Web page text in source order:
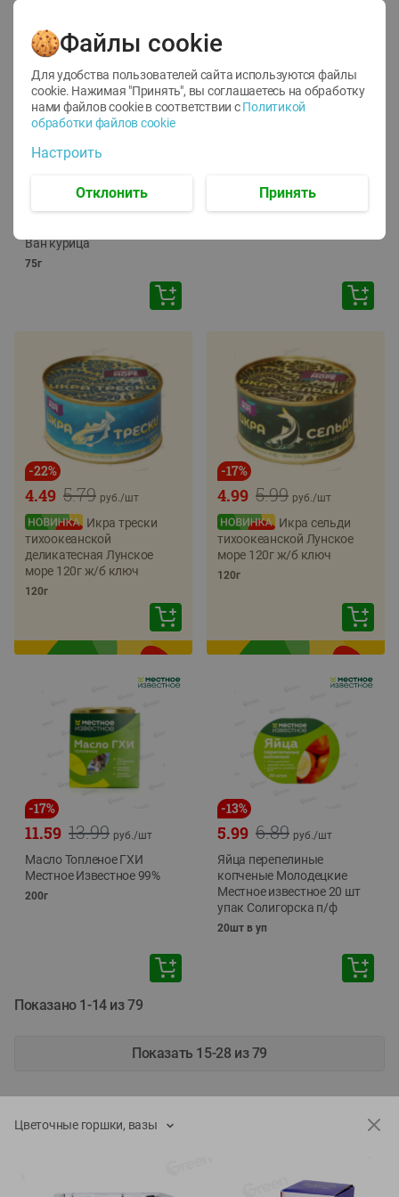
12
1.05 руб./
руб./шт
Корм влаж. для кош. с
Ван курица
75г
ТОФУ Vegetus ТВЕРДЫЙ
-22%
5.79
4.49 руб./шт
Икра трески
тихоокеанской
деликатесная Лунское
море 120г ж/б ключ
120г
-17%
5.99
4.99 руб./шт
Икра сельди
тихоокеанской Лунское
море 120г ж/б ключ
120г
-17%
13.99
11.59 руб./шт
Масло Топленое ГХИ
Местное Известное 99%
200г
-13%
6.89
5.99 руб./шт
Яйца перепелиные
копченые Молодецкие
Местное известное 20 шт
упак Солигорска п/ф
20шт в уп
Показано 1-14 из 79
Показать 15-28 из 79
Цветочные горшки, вазы
Файлы cookie
Для удобства пользователей сайта используются файлы
cookie. Нажимая "Принять", вы соглашаетесь на обработку
нами файлов cookie в соответствии с Политикой
обработки файлов cookie
Настроить
Отклонить Принять